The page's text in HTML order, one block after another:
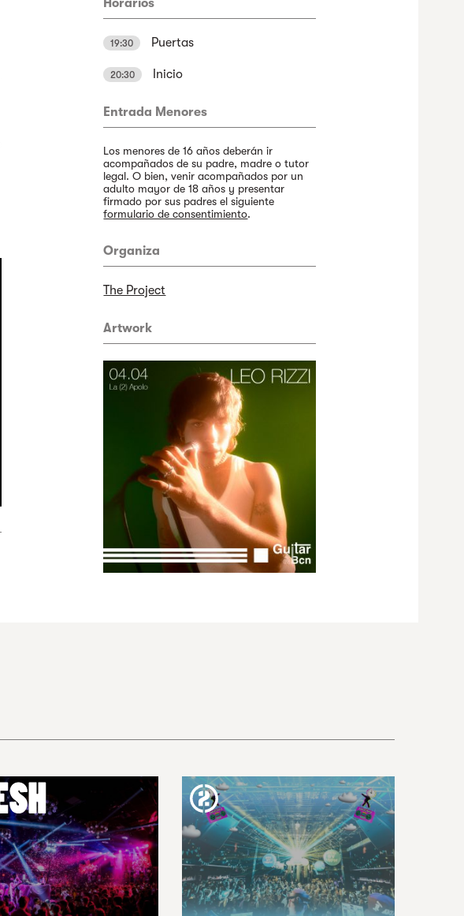
Horarios
19:30 Puertas
20:30 Inicio
Entrada Menores
Los menores de 16 años deberán ir
acompañados de su padre, madre o tutor
legal. O bien, venir acompañados por un
adulto mayor de 18 años y presentar
firmado por sus padres el siguiente
formulario de consentimiento.
Organiza
The Project
Artwork